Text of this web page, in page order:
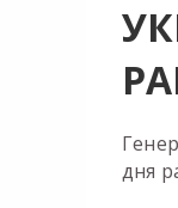
дня